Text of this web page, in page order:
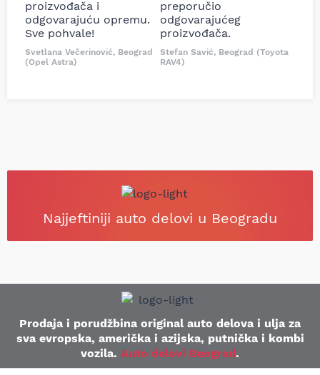
proizvođača i
odgovarajuću opremu.
Sve pohvale!
Svetlana Večerinović, Beograd
(Opel Astra)
preporučio
odgovarajućeg
proizvođača.
Stefan Savić, Beograd (Toyota
RAV4)
Najjeftiniji auto delovi u Beogradu
Prodaja i porudžbina original auto delova i ulja za
sva evropska, američka i azijska, putnička i kombi
vozila. Auto delovi Beograd.